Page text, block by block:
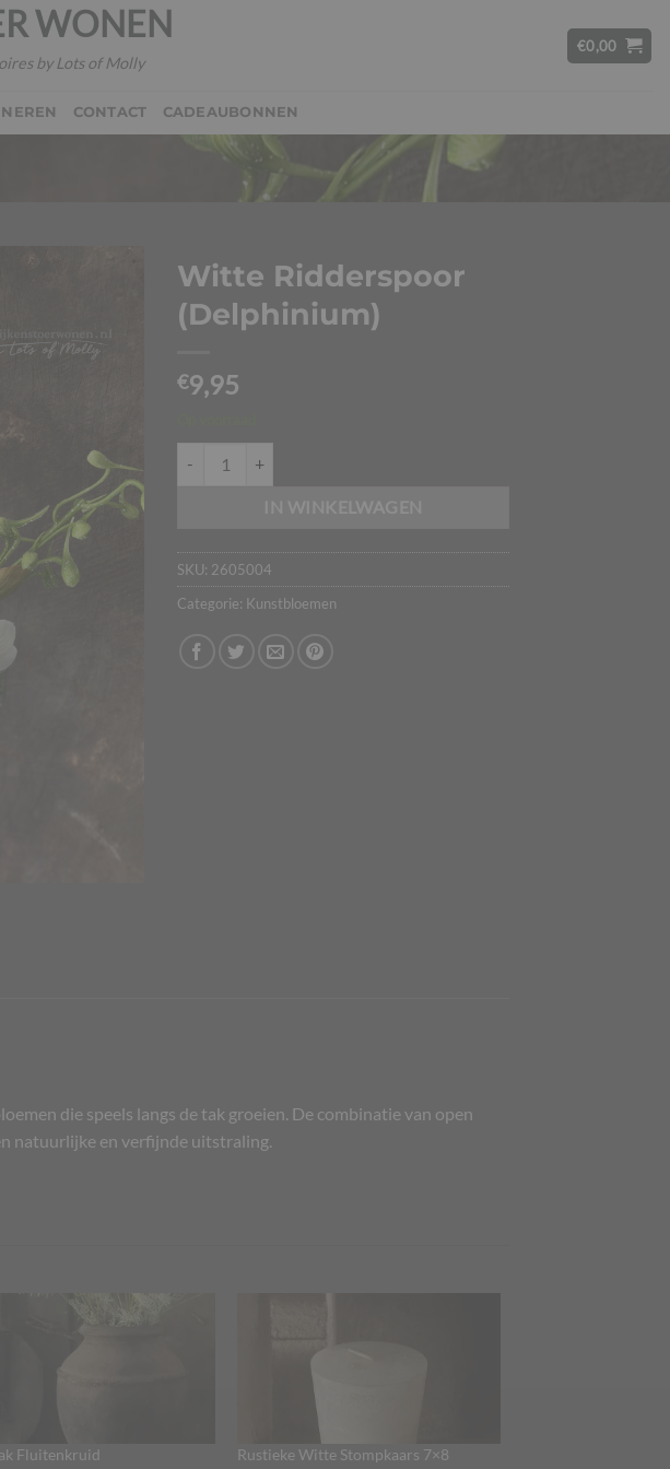
WONEN
by Lots of Molly
€0,00
CONTACT CADEAUBONNEN
Witte Ridderspoor
(Delphinium)
€9,95
SKU: 2605004
Categorie: Kunstbloemen
die speels langs de tak groeien. De combinatie van open
natuurlijke en verfijnde uitstraling.
Fluitenkruid Rustieke Witte Stompkaars 7×8